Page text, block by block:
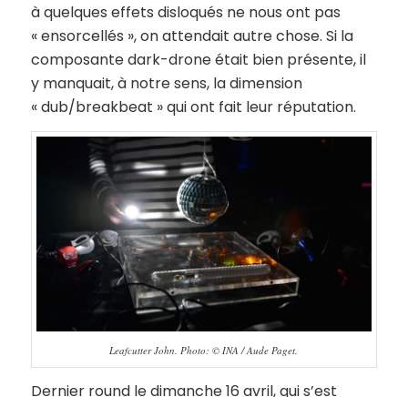
à quelques effets disloqués ne nous ont pas
« ensorcellés », on attendait autre chose. Si la
composante dark-drone était bien présente, il
y manquait, à notre sens, la dimension
« dub/breakbeat » qui ont fait leur réputation.
Leafcutter John. Photo: © INA / Aude Paget.
Dernier round le dimanche 16 avril, qui s’est